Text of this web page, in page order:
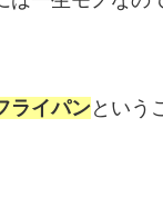
ライパンという